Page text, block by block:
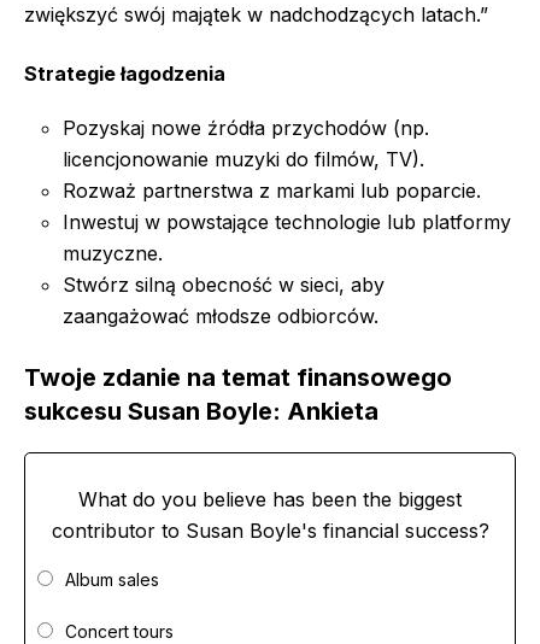
zwiększyć swój majątek w nadchodzących latach.”
Strategie łagodzenia
Pozyskaj nowe źródła przychodów (np.
licencjonowanie muzyki do filmów, TV).
Rozważ partnerstwa z markami lub poparcie.
Inwestuj w powstające technologie lub platformy
muzyczne.
Stwórz silną obecność w sieci, aby
zaangażować młodsze odbiorców.
Twoje zdanie na temat finansowego
sukcesu Susan Boyle: Ankieta
What do you believe has been the biggest
contributor to Susan Boyle's financial success?
Album sales
Concert tours